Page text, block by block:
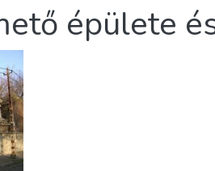
épülete